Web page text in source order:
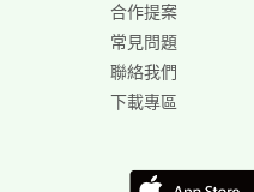
合作提案
常見問題
聯絡我們
下載專區